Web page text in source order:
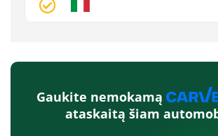
Gaukite nemokamą
ataskaitą šiam